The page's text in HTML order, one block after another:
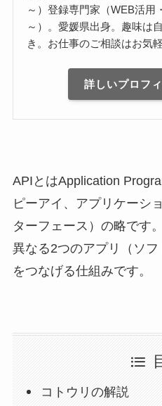
～）登録専門家（WEB活用
～）。愛媛県出身。趣味は
き。お仕事のご相談はお気
詳しいプロフ
APIとはApplication
ピーアイ、アプリケーシ
ターフェース）の略です。
異なる2つのアプリ（ソ
をつなげる仕組みです。
コトウリの解説